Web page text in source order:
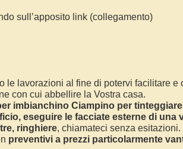
sull’apposito link (collegamento)
le lavorazioni al fine di potervi facilitare e
con cui abbellire la Vostra casa.
imbianchino Ciampino per
eseguire le facciate esterne di una
ringhiere, chiamateci senza
preventivi a prezzi particolarmente